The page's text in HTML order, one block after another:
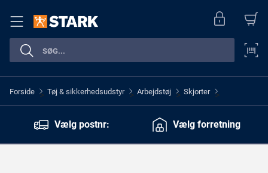
Forside > Tøj & sikkerhedsudstyr > Arbejdstøj > Skjorter >
Vælg postnr: Vælg forretning